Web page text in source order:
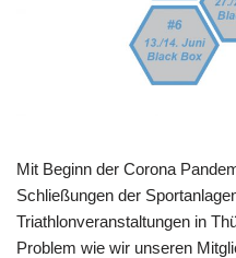
Mit Beginn der Corona
Schließungen der
Triathlonveranstaltungen in
Problem wie wir unseren